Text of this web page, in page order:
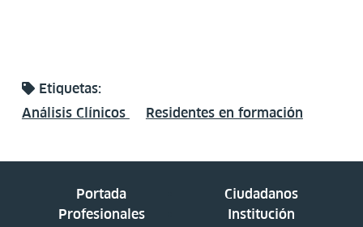
Etiquetas:
Análisis Clínicos
Residentes en formación
Portada
Ciudadanos
Profesionales
Institución